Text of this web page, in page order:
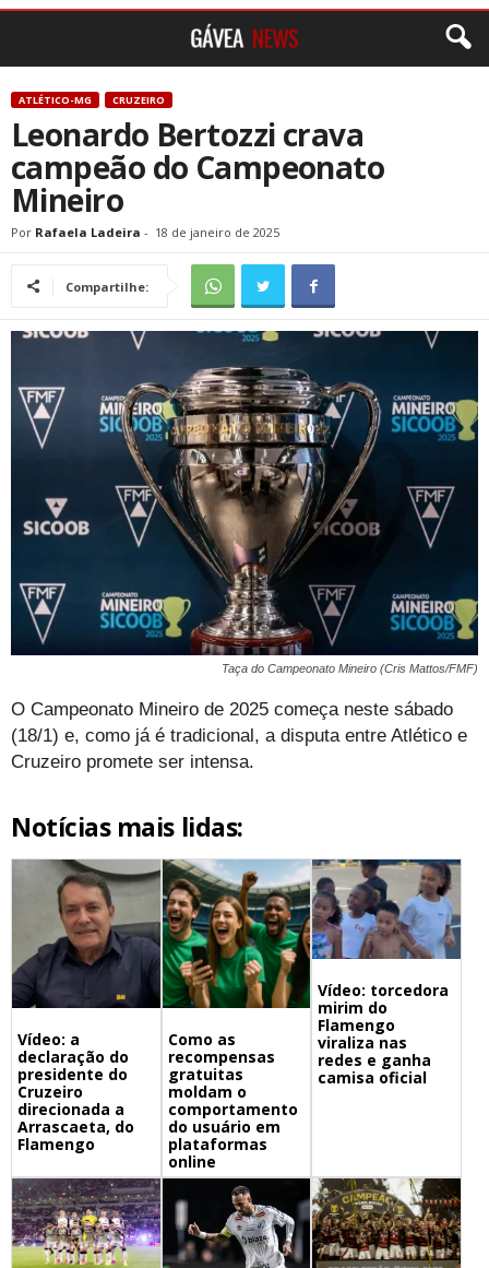
ATLÉTICO-MG CRUZEIRO
Leonardo Bertozzi crava
campeão do Campeonato
Mineiro
Por Rafaela Ladeira - 18 de janeiro de 2025
Compartilhe:
Taça do Campeonato Mineiro (Cris Mattos/FMF)
O Campeonato Mineiro de 2025 começa neste sábado
(18/1) e, como já é tradicional, a disputa entre Atlético e
Cruzeiro promete ser intensa.
Notícias mais lidas:
Vídeo: a
declaração do
presidente do
Cruzeiro
direcionada a
Arrascaeta, do
Flamengo
Como as
recompensas
gratuitas
moldam o
comportamento
do usuário em
plataformas
online
Vídeo: torcedora
mirim do
Flamengo
viraliza nas
redes e ganha
camisa oficial